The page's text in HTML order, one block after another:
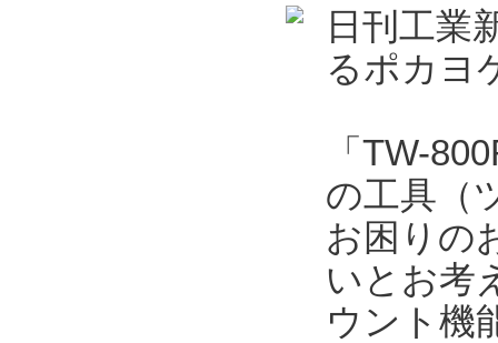
日刊工業
るポカヨ
「TW-
の工具（
お困りの
いとお考
ウント機